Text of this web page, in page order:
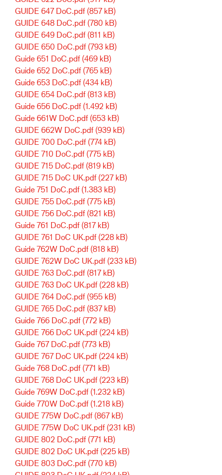
GUIDE 647 DoC.pdf (857 kB)
GUIDE 648 DoC.pdf (780 kB)
GUIDE 649 DoC.pdf (811 kB)
GUIDE 650 DoC.pdf (793 kB)
Guide 651 DoC.pdf (469 kB)
Guide 652 DoC.pdf (765 kB)
Guide 653 DoC.pdf (434 kB)
GUIDE 654 DoC.pdf (813 kB)
Guide 656 DoC.pdf (1.492 kB)
Guide 661W DoC.pdf (653 kB)
GUIDE 662W DoC.pdf (939 kB)
GUIDE 700 DoC.pdf (774 kB)
GUIDE 710 DoC.pdf (775 kB)
GUIDE 715 DoC.pdf (819 kB)
GUIDE 715 DoC UK.pdf (227 kB)
Guide 751 DoC.pdf (1.383 kB)
GUIDE 755 DoC.pdf (775 kB)
GUIDE 756 DoC.pdf (821 kB)
Guide 761 DoC.pdf (817 kB)
GUIDE 761 DoC UK.pdf (228 kB)
Guide 762W DoC.pdf (818 kB)
GUIDE 762W DoC UK.pdf (233 kB)
GUIDE 763 DoC.pdf (817 kB)
GUIDE 763 DoC UK.pdf (228 kB)
GUIDE 764 DoC.pdf (955 kB)
GUIDE 765 DoC.pdf (837 kB)
Guide 766 DoC.pdf (772 kB)
GUIDE 766 DoC UK.pdf (224 kB)
Guide 767 DoC.pdf (773 kB)
GUIDE 767 DoC UK.pdf (224 kB)
Guide 768 DoC.pdf (771 kB)
GUIDE 768 DoC UK.pdf (223 kB)
Guide 769W DoC.pdf (1.232 kB)
Guide 770W DoC.pdf (1.218 kB)
GUIDE 775W DoC.pdf (867 kB)
GUIDE 775W DoC UK.pdf (231 kB)
GUIDE 802 DoC.pdf (771 kB)
GUIDE 802 DoC UK.pdf (225 kB)
GUIDE 803 DoC.pdf (770 kB)